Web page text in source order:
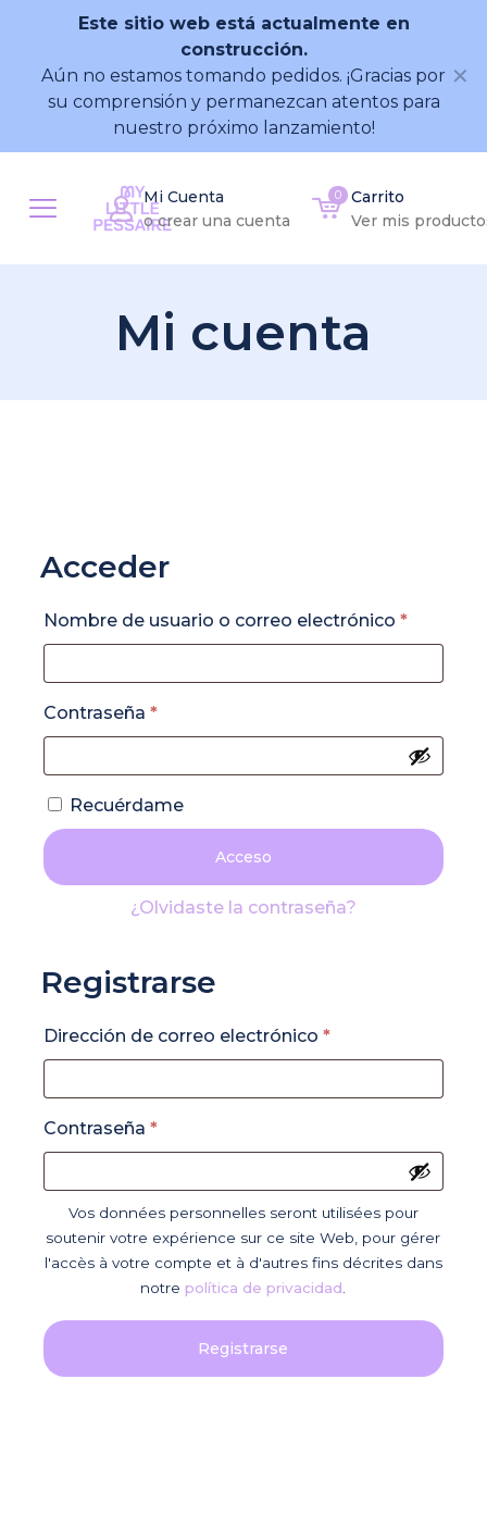
Este sitio web está actualmente en
construcción.
Aún no estamos tomando pedidos. ¡Gracias por
su comprensión y permanezcan atentos para
nuestro próximo lanzamiento!
✕
Mi Cuenta
o crear una cuenta
0
Carrito
Ver mis
Mi cuenta
Acceder
Nombre de usuario o correo electrónico *
Contraseña *Obligatorio
Recuérdame
Acceso
¿Olvidaste la contraseña?
Registrarse
Dirección de correo electrónico *Obligatorio
Contraseña *Obligatorio
Vos données personnelles seront utilisées pour
soutenir votre expérience sur ce site Web, pour gérer
l'accès à votre compte et à d'autres fins décrites dans
notrepolítica de privacidad.
Registrarse